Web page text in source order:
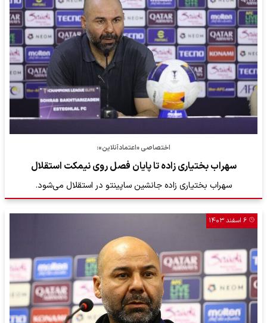
اختصاصی «اعتمادآنلاین»:
سهراب بختیاری زاده تا پایان فصل روی نیمکت استقلال
سهراب بختیاری زاده جانشین ساپینتو در استقلال می‌شود.
۶ اسفند ۱۴۰۳